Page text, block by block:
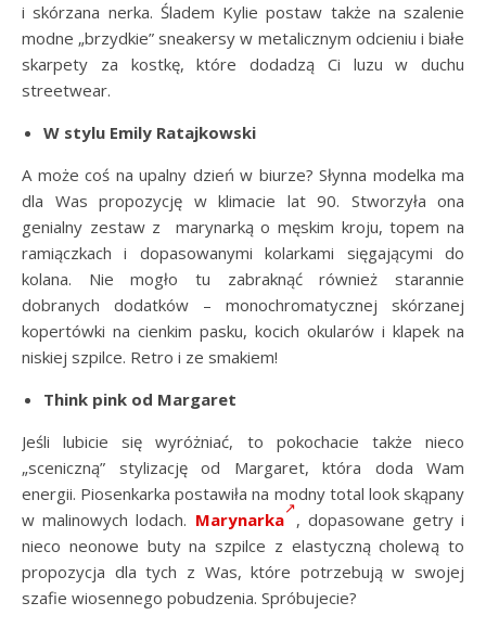
i skórzana nerka. Śladem Kylie postaw także na szalenie
modne „brzydkie” sneakersy w metalicznym odcieniu i białe
skarpety za kostkę, które dodadzą Ci luzu w duchu
streetwear.
W stylu Emily Ratajkowski
A może coś na upalny dzień w biurze? Słynna modelka ma
dla Was propozycję w klimacie lat 90. Stworzyła ona
genialny zestaw z marynarką o męskim kroju, topem na
ramiączkach i dopasowanymi kolarkami sięgającymi do
kolana. Nie mogło tu zabraknąć również starannie
dobranych dodatków – monochromatycznej skórzanej
kopertówki na cienkim pasku, kocich okularów i klapek na
niskiej szpilce. Retro i ze smakiem!
Think pink od Margaret
Jeśli lubicie się wyróżniać, to pokochacie także nieco
„sceniczną” stylizację od Margaret, która doda Wam
energii. Piosenkarka postawiła na modny total look skąpany
w malinowych lodach. Marynarka
, dopasowane getry i
nieco neonowe buty na szpilce z elastyczną cholewą to
propozycja dla tych z Was, które potrzebują w swojej
szafie wiosennego pobudzenia. Spróbujecie?